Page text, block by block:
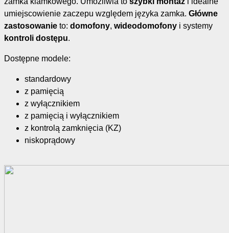
umiejscowienie zaczepu względem języka zamka. Główne
zastosowanie to: domofony, wideodomofony i systemy
kontroli dostępu.
Dostępne modele:
standardowy
z pamięcią
z wyłącznikiem
z pamięcią i wyłącznikiem
z kontrolą zamknięcia (KZ)
niskoprądowy